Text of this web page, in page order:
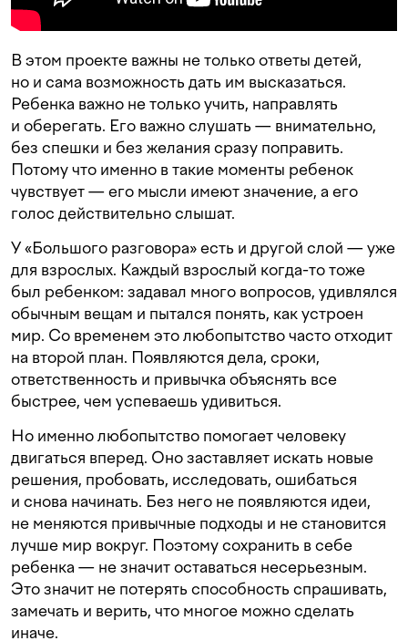
В этом проекте важны не только ответы детей,
но и сама возможность дать им высказаться.
Ребенка важно не только учить, направлять
и оберегать. Его важно слушать — внимательно,
без спешки и без желания сразу поправить.
Потому что именно в такие моменты ребенок
чувствует — его мысли имеют значение, а его
голос действительно слышат.
У «Большого разговора» есть и другой слой — уже
для взрослых. Каждый взрослый когда-то тоже
был ребенком: задавал много вопросов, удивлялся
обычным вещам и пытался понять, как устроен
мир. Со временем это любопытство часто отходит
на второй план. Появляются дела, сроки,
ответственность и привычка объяснять все
быстрее, чем успеваешь удивиться.
Но именно любопытство помогает человеку
двигаться вперед. Оно заставляет искать новые
решения, пробовать, исследовать, ошибаться
и снова начинать. Без него не появляются идеи,
не меняются привычные подходы и не становится
лучше мир вокруг. Поэтому сохранить в себе
ребенка — не значит оставаться несерьезным.
Это значит не потерять способность спрашивать,
замечать и верить, что многое можно сделать
иначе.